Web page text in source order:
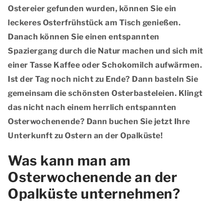
Ostereier gefunden wurden, können Sie ein
leckeres Osterfrühstück am Tisch genießen.
Danach können Sie einen entspannten
Spaziergang durch die Natur machen und sich mit
einer Tasse Kaffee oder Schokomilch aufwärmen.
Ist der Tag noch nicht zu Ende? Dann basteln Sie
gemeinsam die schönsten Osterbasteleien. Klingt
das nicht nach einem herrlich entspannten
Osterwochenende? Dann buchen Sie jetzt Ihre
Unterkunft zu Ostern an der Opalküste!
Was kann man am
Osterwochenende an der
Opalküste unternehmen?